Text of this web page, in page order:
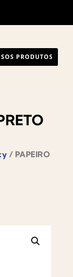
PRODUTOS
/ PAPEIRO